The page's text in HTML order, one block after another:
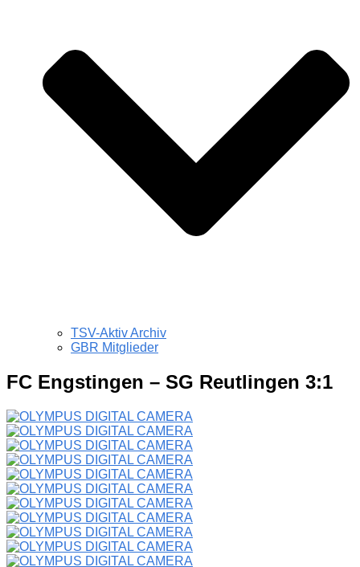
TSV-Aktiv Archiv
GBR Mitglieder
FC Engstingen – SG Reutlingen 3:1